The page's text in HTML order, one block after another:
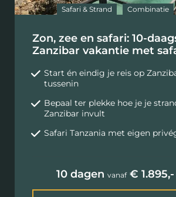
Safari & Strand Combinatie
Zon, zee en safari: 10-
Zanzibar vakantie met
Start én eindig je reis op
tussenin
Bepaal ter plekke hoe je je
Zanzibar invult
Safari Tanzania met eigen
10 dagen vanaf€ 1.895,-